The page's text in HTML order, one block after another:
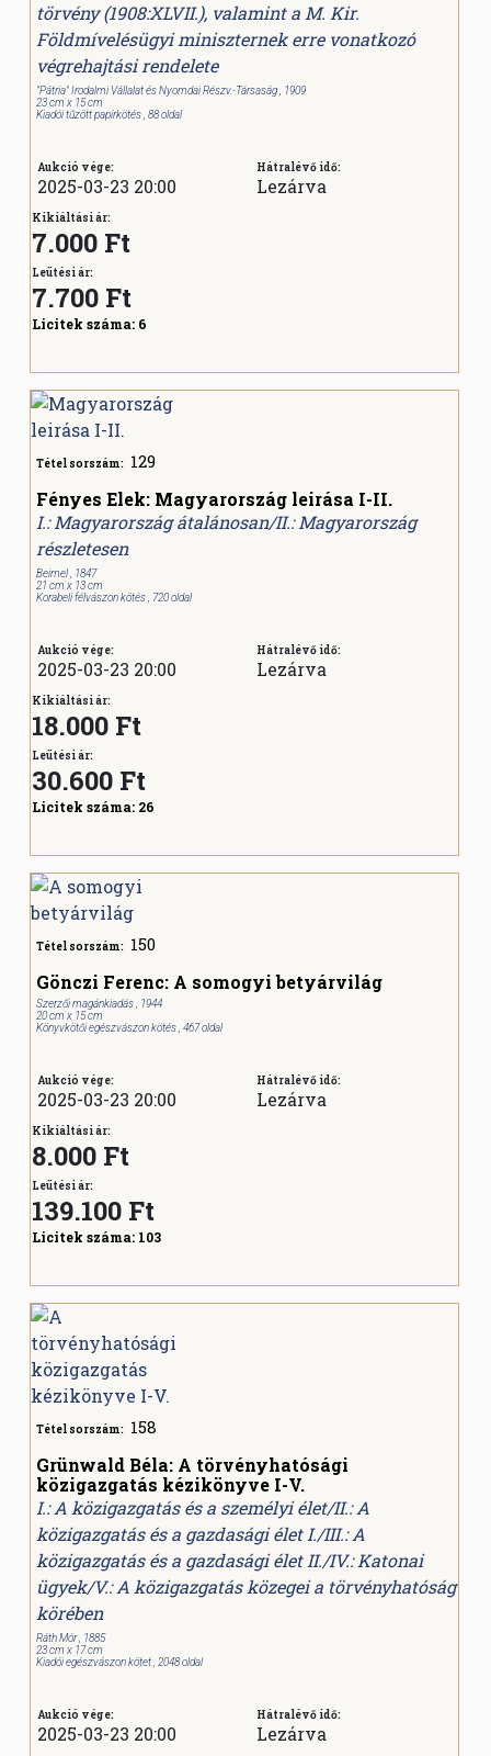
törvény (1908:XLVII.), valamint a M. Kir.
Földmívelésügyi miniszternek erre vonatkozó
végrehajtási rendelete
"Pátria" Irodalmi Vállalat és Nyomdai Részv.-Társaság , 1909
23 cm x 15 cm
Kiadói tűzött papírkötés , 88 oldal
Aukció vége:
2025-03-23 20:00
Hátralévő idő:
Lezárva
Kikiáltási ár:
7.000 Ft
Leütési ár:
7.700 Ft
Licitek száma: 6
Tétel sorszám: 129
Fényes Elek: Magyarország leirása I-II.
I.: Magyarország átalánosan/II.: Magyarország
részletesen
Beimel , 1847
21 cm x 13 cm
Korabeli félvászon kötés , 720 oldal
Aukció vége:
2025-03-23 20:00
Hátralévő idő:
Lezárva
Kikiáltási ár:
18.000 Ft
Leütési ár:
30.600 Ft
Licitek száma: 26
Tétel sorszám: 150
Gönczi Ferenc: A somogyi betyárvilág
Szerzői magánkiadás , 1944
20 cm x 15 cm
Könyvkötői egészvászon kötés , 467 oldal
Aukció vége:
2025-03-23 20:00
Hátralévő idő:
Lezárva
Kikiáltási ár:
8.000 Ft
Leütési ár:
139.100 Ft
Licitek száma: 103
Tétel sorszám: 158
Grünwald Béla: A törvényhatósági
közigazgatás kézikönyve I-V.
I.: A közigazgatás és a személyi élet/II.: A
közigazgatás és a gazdasági élet I./III.: A
közigazgatás és a gazdasági élet II./IV.: Katonai
ügyek/V.: A közigazgatás közegei a törvényhatóság
körében
Ráth Mór , 1885
23 cm x 17 cm
Kiadói egészvászon kötet , 2048 oldal
Aukció vége:
2025-03-23 20:00
Hátralévő idő:
Lezárva